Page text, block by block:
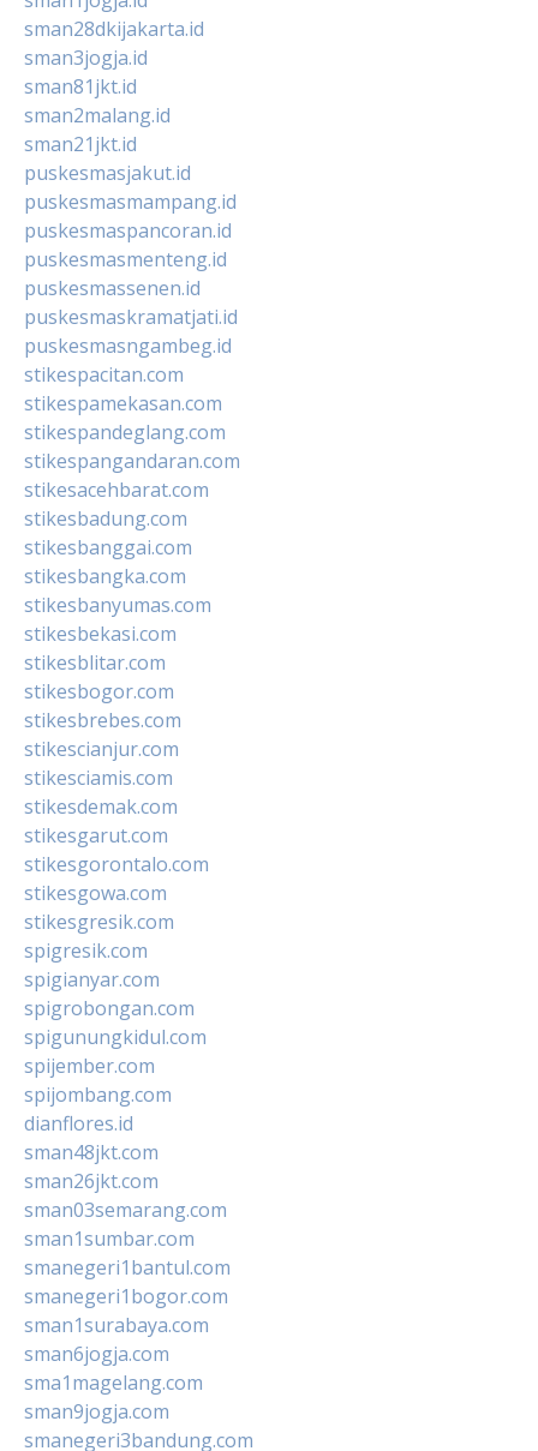
sman28dkijakarta.id
sman3jogja.id
sman81jkt.id
sman2malang.id
sman21jkt.id
puskesmasjakut.id
puskesmasmampang.id
puskesmaspancoran.id
puskesmasmenteng.id
puskesmassenen.id
puskesmaskramatjati.id
puskesmasngambeg.id
stikespacitan.com
stikespamekasan.com
stikespandeglang.com
stikespangandaran.com
stikesacehbarat.com
stikesbadung.com
stikesbanggai.com
stikesbangka.com
stikesbanyumas.com
stikesbekasi.com
stikesblitar.com
stikesbogor.com
stikesbrebes.com
stikescianjur.com
stikesciamis.com
stikesdemak.com
stikesgarut.com
stikesgorontalo.com
stikesgowa.com
stikesgresik.com
spigresik.com
spigianyar.com
spigrobongan.com
spigunungkidul.com
spijember.com
spijombang.com
dianflores.id
sman48jkt.com
sman26jkt.com
sman03semarang.com
sman1sumbar.com
smanegeri1bantul.com
smanegeri1bogor.com
sman1surabaya.com
sman6jogja.com
sma1magelang.com
sman9jogja.com
smanegeri3bandung.com